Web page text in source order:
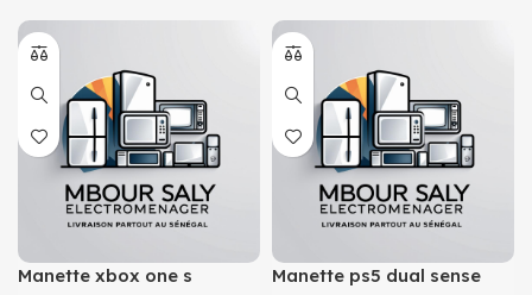
Manette xbox one s
Manette ps5 dual sense